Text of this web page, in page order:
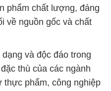
phẩm chất lượng, đáng
về nguồn gốc và chất
và độc đáo trong
thù của các ngành
thực phẩm, công nghiệp